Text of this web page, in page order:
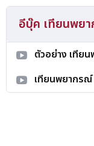
อีบุ๊ค เทียนพย
ตัวอย่าง เทีย
เทียนพยากรณ์